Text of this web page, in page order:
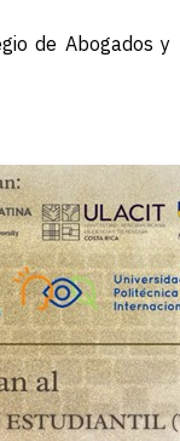
de Abogados y